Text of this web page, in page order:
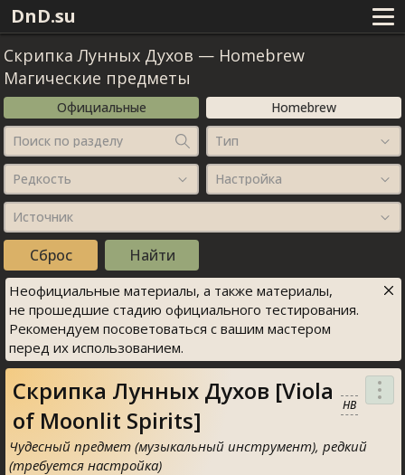
DnD.su
Скрипка Лунных Духов — Homebrew
Магические предметы
Официальные
Homebrew
Поиск по разделу
Тип
Редкость Настройка
Источник
Неофициальные материалы, а также материалы,
не прошедшие стадию официального тестирования.
Рекомендуем посоветоваться с вашим мастером
перед их использованием.
Скрипка Лунных Духов [Viola
of Moonlit Spirits]
HB
Чудесный предмет (музыкальный инструмент), редкий
(требуется настройка)